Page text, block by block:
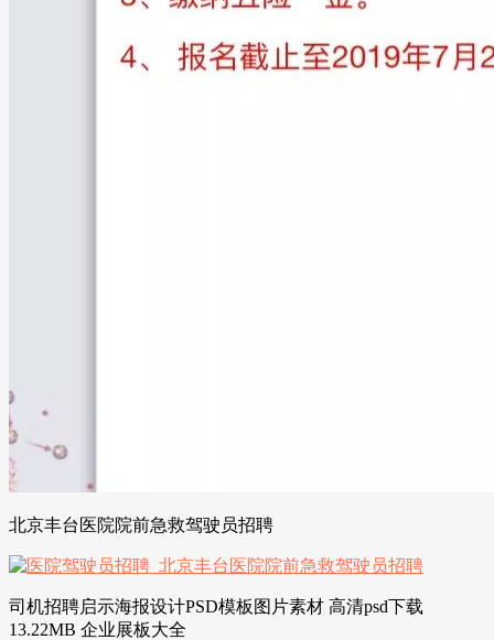
北京丰台医院院前急救驾驶员招聘
司机招聘启示海报设计PSD模板图片素材 高清psd下载
13.22MB 企业展板大全